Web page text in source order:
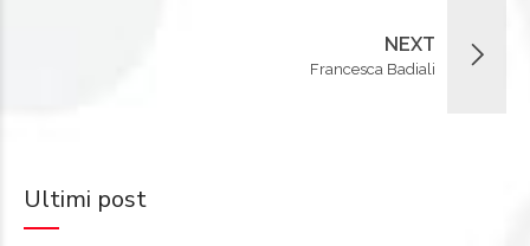
NEXT
Francesca Badiali
Ultimi post